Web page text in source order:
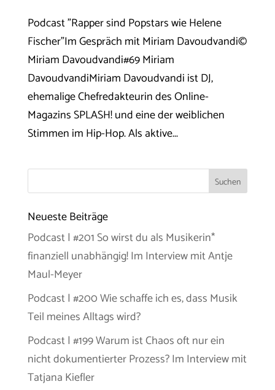
Podcast "Rapper sind Popstars wie Helene
Fischer"Im Gespräch mit Miriam Davoudvandi©
Miriam Davoudvandi#69 Miriam
DavoudvandiMiriam Davoudvandi ist DJ,
ehemalige Chefredakteurin des Online-
Magazins SPLASH! und eine der weiblichen
Stimmen im Hip-Hop. Als aktive...
Neueste Beiträge
Podcast | #201 So wirst du als Musikerin*
finanziell unabhängig! Im Interview mit Antje
Maul-Meyer
Podcast | #200 Wie schaffe ich es, dass Musik
Teil meines Alltags wird?
Podcast | #199 Warum ist Chaos oft nur ein
nicht dokumentierter Prozess? Im Interview mit
Tatjana Kiefler